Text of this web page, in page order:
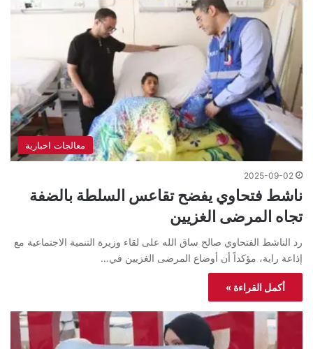
معالجات اخبارية
2025-09-02
ناشط فتحاوي يفضح تقاعس السلطة بالضفة
تجاه المرضى الغزيين
رد الناشط الفتحاوي صالح ساق الله على لقاء وزيرة التنمية الاجتماعية مع
إذاعة راية، مؤكداً أن أوضاع المرضى الغزيين في…
أكمل القراءة »